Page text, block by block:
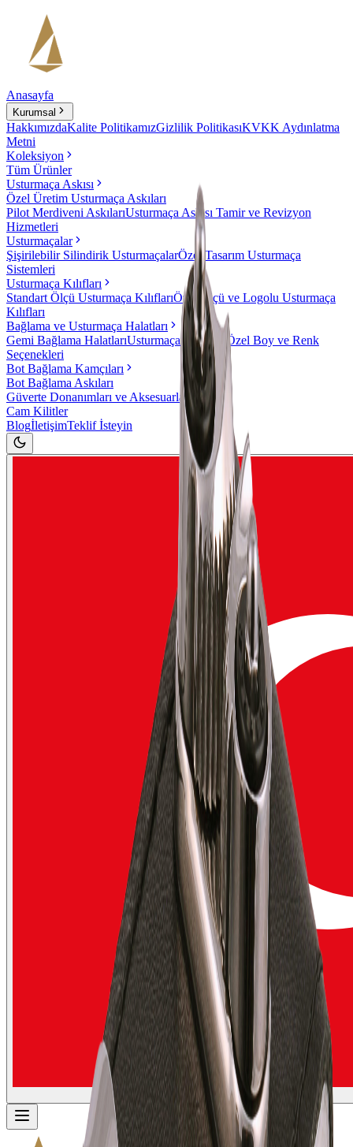
Anasayfa
Kurumsal
HakkımızdaKalite PolitikamızGizlilik PolitikasıKVKK Aydınlatma
Metni
Koleksiyon
Tüm Ürünler
Usturmaça Askısı
Özel Üretim Usturmaça Askıları
Pilot Merdiveni AskılarıUsturmaça Askısı Tamir ve Revizyon
Hizmetleri
Usturmaçalar
Şişirilebilir Silindirik UsturmaçalarÖzel Tasarım Usturmaça
Sistemleri
Usturmaça Kılıfları
Standart Ölçü Usturmaça KılıflarıÖzel Ölçü ve Logolu Usturmaça
Kılıfları
Bağlama ve Usturmaça Halatları
Gemi Bağlama HalatlarıUsturmaça Halatları Özel Boy ve Renk
Seçenekleri
Bot Bağlama Kamçıları
Bot Bağlama Askıları
Güverte Donanımları ve Aksesuarlar
Cam Kilitler
BlogİletişimTeklif İsteyin